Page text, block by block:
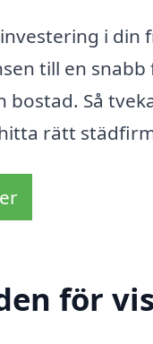
i din
till en
Så
rätt
för